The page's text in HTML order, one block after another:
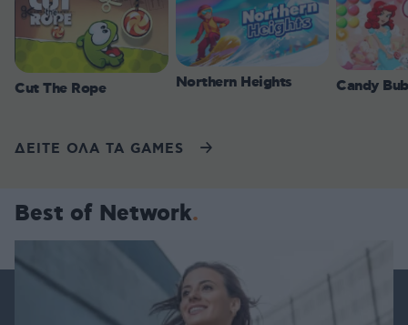
Cut The Rope Northern Heights Candy
ΔΕΙΤΕ ΟΛΑ ΤΑ GAMES
Best of Network